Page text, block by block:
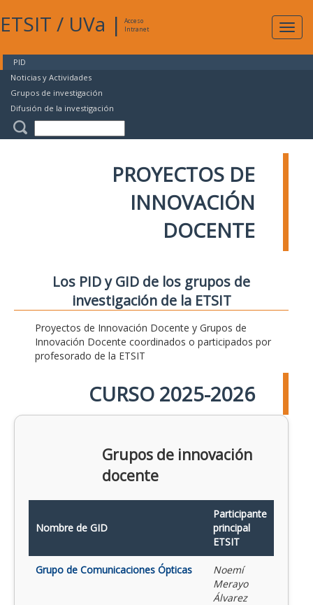
ETSIT / UVa |
Acceso
Intranet
PID
Noticias y Actividades
Grupos de investigación
Difusión de la investigación
PROYECTOS DE
INNOVACIÓN
DOCENTE
Los PID y GID de los grupos de
investigación de la ETSIT
Proyectos de Innovación Docente y Grupos de
Innovación Docente coordinados o participados por
profesorado de la ETSIT
CURSO 2025-2026
Grupos de innovación
docente
Nombre de GID
Participante
principal
ETSIT
Grupo de Comunicaciones Ópticas
Noemí
Merayo
Álvarez